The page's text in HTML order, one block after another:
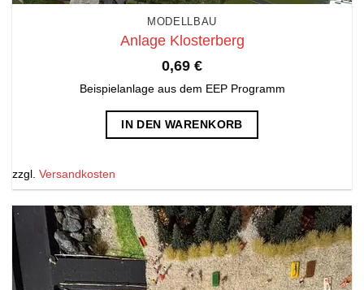
MODELLBAU
Anlage Klosterberg
0,69 €
Beispielanlage aus dem EEP Programm
IN DEN WARENKORB
zzgl. Versandkosten